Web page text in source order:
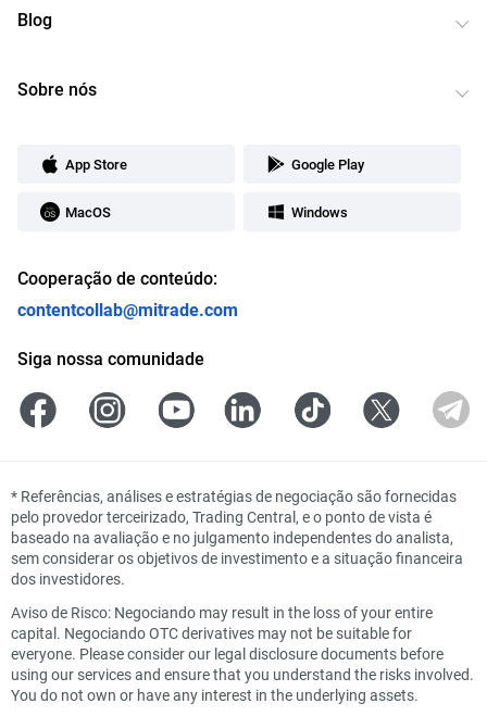
Blog
Sobre nós
App Store Google Play
MacOS Windows
Cooperação de conteúdo:
contentcollab@mitrade.com
Siga nossa comunidade
* Referências, análises e estratégias de negociação são fornecidas
pelo provedor terceirizado, Trading Central, e o ponto de vista é
baseado na avaliação e no julgamento independentes do analista,
sem considerar os objetivos de investimento e a situação financeira
dos investidores.
Aviso de Risco: Negociando may result in the loss of your entire
capital. Negociando OTC derivatives may not be suitable for
everyone. Please consider our legal disclosure documents before
using our services and ensure that you understand the risks involved.
You do not own or have any interest in the underlying assets.